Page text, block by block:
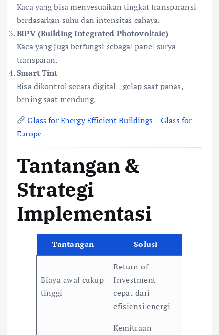
Kaca yang bisa menyesuaikan tingkat transparansi
berdasarkan suhu dan intensitas cahaya.
BIPV (Building Integrated Photovoltaic)
Kaca yang juga berfungsi sebagai panel surya
transparan.
Smart Tint
Bisa dikontrol secara digital—gelap saat panas,
bening saat mendung.
Glass for Energy Efficient Buildings – Glass for
Europe
Tantangan &
Strategi
Implementasi
Tantangan Solusi
Biaya awal cukup
tinggi
Return of
Investment
cepat dari
efisiensi energi
Kemitraan